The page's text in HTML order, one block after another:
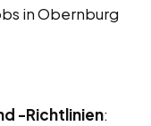
in Obernburg
-Richtlinien: